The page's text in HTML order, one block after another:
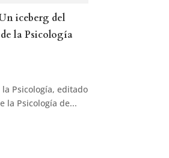
iceberg del
la Psicología
Psicología, editado
la Psicología de...